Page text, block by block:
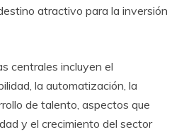
atractivo para la inversión
centrales incluyen el
la automatización, la
de talento, aspectos que
y el crecimiento del sector